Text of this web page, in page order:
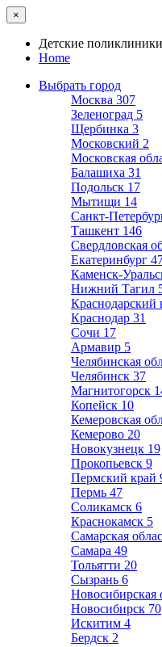
×
Детские поликлиники
Home
Выбрать город
Москва 307
Зеленоград 5
Щербинка 3
Московский 2
Московская
Балашиха 31
Подольск 17
Мытищи 14
Санкт-
Ташкент 146
Свердловская
Екатеринбург
Каменск-
Нижний Тагил
Краснодарский
Краснодар 31
Сочи 17
Армавир 5
Челябинская
Челябинск 37
Магнитогорск
Копейск 10
Кемеровская
Кемерово 20
Новокузнецк 19
Прокопьевск 9
Пермский край
Пермь 47
Соликамск 6
Краснокамск 5
Самарская
Самара 49
Тольятти 20
Сызрань 6
Новосибирская
Новосибирск 70
Искитим 4
Бердск 2